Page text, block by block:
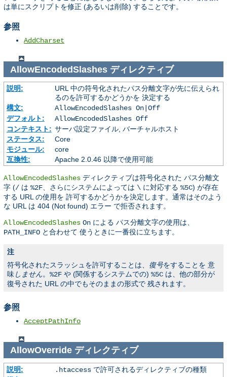
は単にスクリプトを修正 (あるいは削除) することです。
参照
AddCharset
AllowEncodedSlashesディレクティブ
説明:
URL 中の符号化されたパス分離文字が先に伝えられ
るのを許可するかどうかを 決定する
構文:
AllowEncodedSlashes On|Off
デフォルト:
AllowEncodedSlashes Off
コンテキスト: サーバ設定ファイル, バーチャルホスト
ステータス:
Core
モジュール:
core
互換性:
Apache 2.0.46 以降で使用可能
AllowEncodedSlashes ディレクティブは符号化された パス分離文
字 (/ は %2F、さらにシステムによっては \ に対応する %5C) が存在
する URL の使用を 許可するかどうかを決定します。通常はそのよう
な URL は 404 (Not found) エラー で拒否されます。
AllowEncodedSlashes On による パス分離文字の使用は、
PATH_INFO と合わせて 使うときに一番役に立ちます。
注
符号化されたスラッシュを許可することは、 復号をすることを 意
味しません。 %2F や (関係するシステムでの) %5C は、他の部分が
復号された URL の中でもそのままの形式で 残されます。
参照
AcceptPathInfo
AllowOverrideディレクティブ
説明: .htaccessで許可されるディレクティブの種類